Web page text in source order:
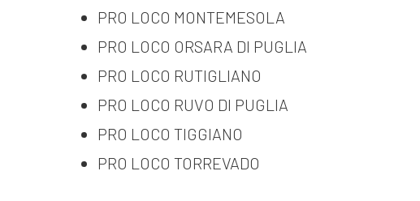
PRO LOCO MONTEMESOLA
PRO LOCO ORSARA DI PUGLIA
PRO LOCO RUTIGLIANO
PRO LOCO RUVO DI PUGLIA
PRO LOCO TIGGIANO
PRO LOCO TORREVADO